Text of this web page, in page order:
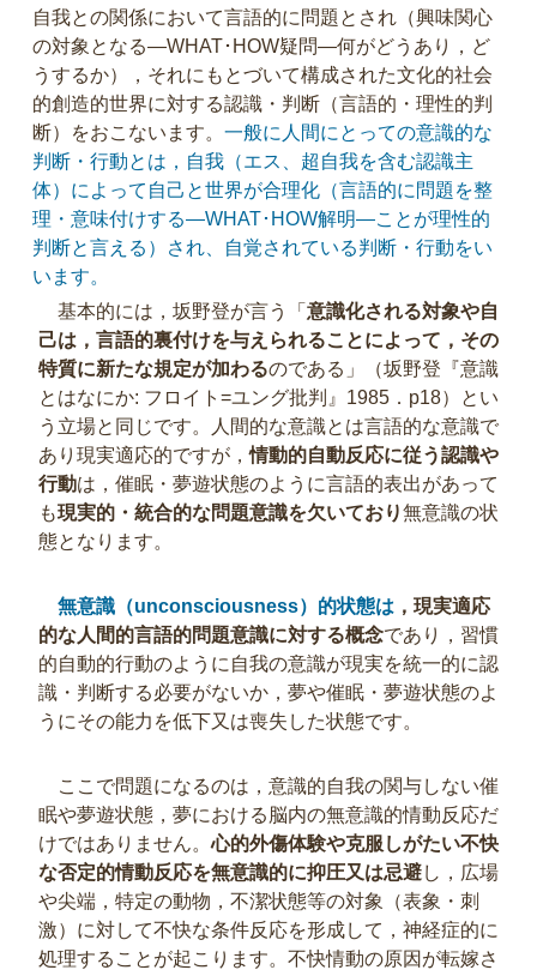
自我との関係において言語的に問題とされ（興味関心
の対象となる―WHAT･HOW疑問―何がどうあり，ど
うするか），それにもとづいて構成された文化的社会
的創造的世界に対する認識・判断（言語的・理性的判
断）をおこないます。 一般に人間にとっての意識的な
判断・行動とは，自我（エス、超自我を含む認識主
体）によって自己と世界が合理化（言語的に問題を整
理・意味付けする―WHAT･HOW解明―ことが理性的
判断と言える）され、自覚されている判断・行動をい
います。
基本的には，坂野登が言う「 意識化される対象や自
己は，言語的裏付けを与えられることによって，その
特質に新たな規定が加わるのである」（坂野登『意識
とはなにか: フロイト=ユング批判』1985．p18）とい
う立場と同じです。人間的な意識とは言語的な意識で
あり現実適応的ですが，情動的自動反応に従う認識や
行動は，催眠・夢遊状態のように言語的表出があって
も現実的・統合的な問題意識を欠いており無意識の状
態となります。
無意識（unconsciousness）的状態は ，現実適応
的な人間的言語的問題意識に対する概念であり，習慣
的自動的行動のように自我の意識が現実を統一的に認
識・判断する必要がないか，夢や催眠・夢遊状態のよ
うにその能力を低下又は喪失した状態です。
ここで問題になるのは，意識的自我の関与しない催
眠や夢遊状態，夢における脳内の無意識的情動反応だ
けではありません。心的外傷体験や克服しがたい不快
な否定的情動反応を無意識的に抑圧又は忌避し，広場
や尖端，特定の動物，不潔状態等の対象（表象・刺
激）に対して不快な条件反応を形成して，神経症的に
処理することが起こります。不快情動の原因が転嫁さ